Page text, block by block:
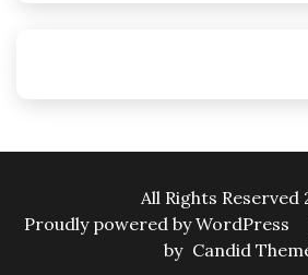
All Rights Reserved
Proudly powered by WordPress
by Candid